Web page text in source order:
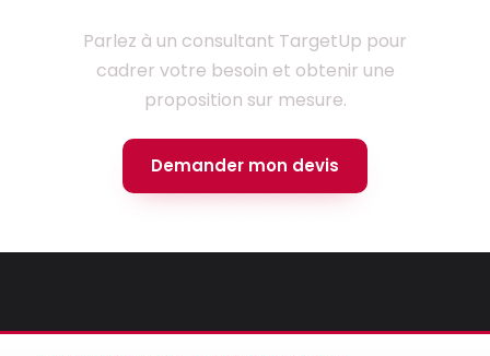
Parlez à un consultant TargetUp pour
cadrer votre besoin et obtenir une
proposition sur mesure.
Demander mon devis